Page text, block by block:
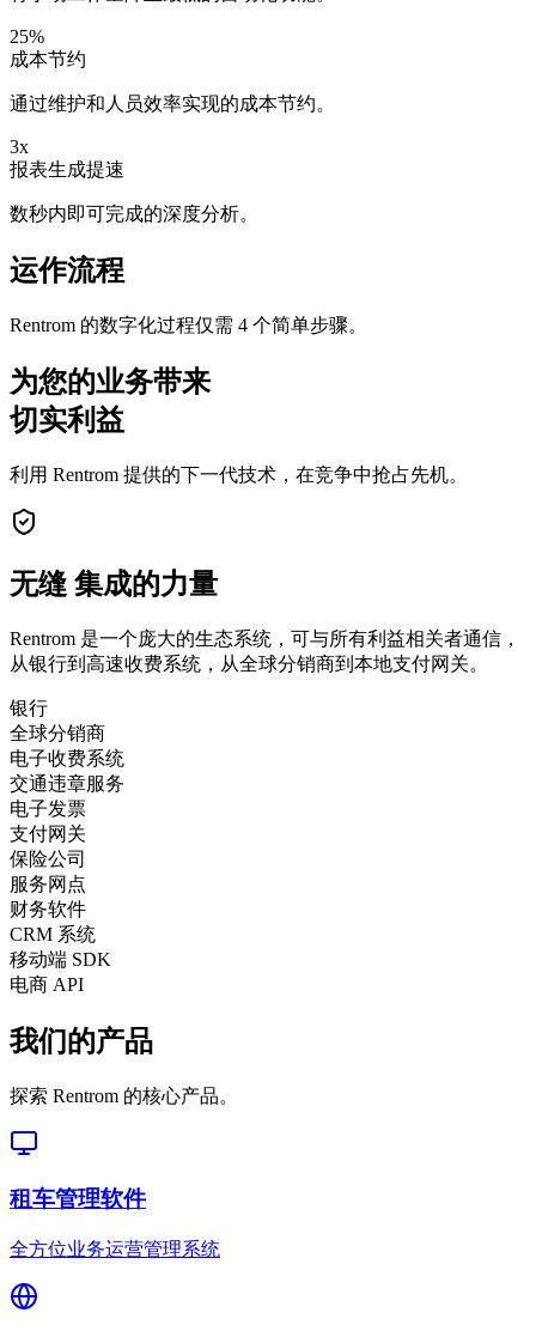
25%
成本节约
通过维护和人员效率实现的成本节约。
3x
报表生成提速
数秒内即可完成的深度分析。
运作流程
Rentrom 的数字化过程仅需 4 个简单步骤。
为您的业务带来
切实利益
利用 Rentrom 提供的下一代技术，在竞争中抢占先机。
无缝 集成的力量
Rentrom 是一个庞大的生态系统，可与所有利益相关者通信，
从银行到高速收费系统，从全球分销商到本地支付网关。
银行
全球分销商
电子收费系统
交通违章服务
电子发票
支付网关
保险公司
服务网点
财务软件
CRM 系统
移动端 SDK
电商 API
我们的产品
探索 Rentrom 的核心产品。
租车管理软件
全方位业务运营管理系统